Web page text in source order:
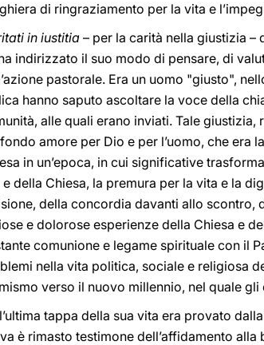
di ringraziamento per la vita e
in iustitia– per la carità nella giustizia –
indirizzato il suo modo di pensare, di
pastorale. Era un uomo "giusto",
hanno saputo ascoltare la voce della
alle quali erano inviati. Tale giustizia,
amore per Dio e per l’uomo, che era
in un’epoca, in cui significative
e della Chiesa, la premura per la vita e la
della concordia davanti allo scontro,
e dolorose esperienze della Chiesa e
comunione e legame spirituale con il
nella vita politica, sociale e religiosa
verso il nuovo millennio, nel quale
tappa della sua vita era provato
è rimasto testimone dell’affidamento alla